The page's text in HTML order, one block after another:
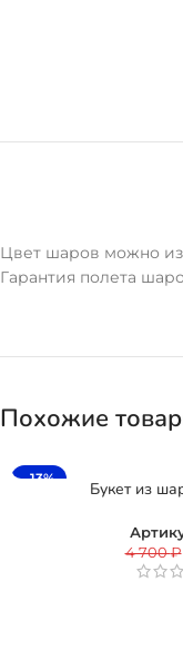
Цвет шаров можно
Гарантия полета
Похожие
-13%
Букет из
4 700₽